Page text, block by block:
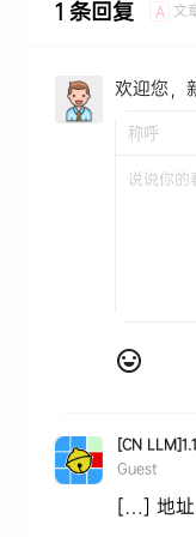
1 条回复 A 文
欢迎您，
[CN
Guest
[…] 地址